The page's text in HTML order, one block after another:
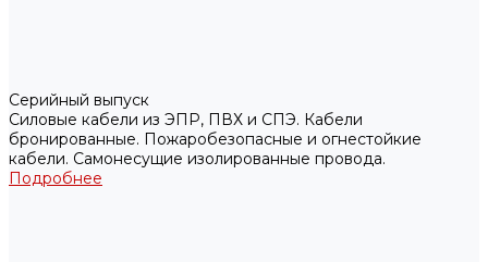
Серийный выпуск
Силовые кабели из ЭПР, ПВХ и СПЭ. Кабели
бронированные. Пожаробезопасные и огнестойкие
кабели. Самонесущие изолированные провода.
Подробнее